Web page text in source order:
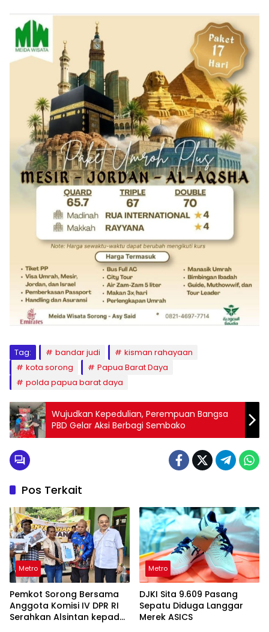
Tag: bandar judi
kisman rahayaan
kota sorong
Papua Barat Daya
polda papua barat daya
Wujudkan Kepedulian, Perempuan Bangsa
PBD Gelar Aksi Berbagi Sembako
Pos Terkait
Metro
Pemkot Sorong Bersama
Anggota Komisi IV DPR RI
Serahkan Alsintan kepada
Metro
DJKI Sita 9.609 Pasang
Sepatu Diduga Langgar
Merek ASICS